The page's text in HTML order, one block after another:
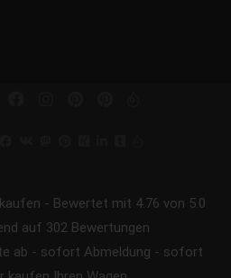
- Bewertet mit 4.76 von 5.0
auf 302 Bewertungen
ab - sofort Abmeldung - sofort